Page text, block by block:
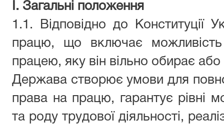
І. Загальні положення
1.1.
Відповідно до Конституції
працю, що включає
працею, яку він вільно обирає
Держава створює умови для
права на працю, гарантує рівні
та роду трудової діяльності,